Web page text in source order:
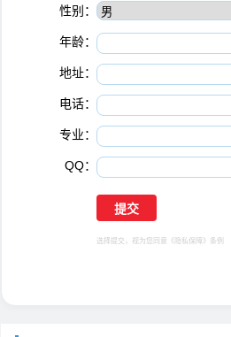
性别：
年龄：
地址：
电话：
专业：
QQ：
选择提交，视为您同意 《隐私保障》 条例